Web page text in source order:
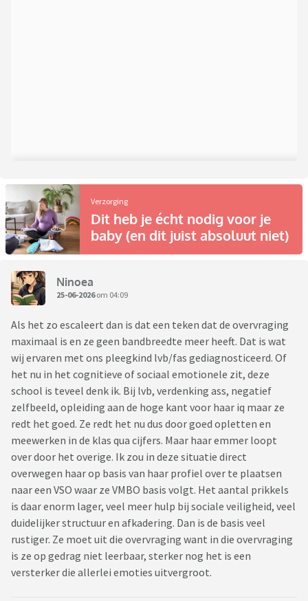
Verzorging
Dit heb je écht nodig voor je
baby (en dit juist absoluut niet)
Ninoea
25-06-2026om 04:09
Als het zo escaleert dan is dat een teken dat de overvraging
maximaal is en ze geen bandbreedte meer heeft. Dat is wat
wij ervaren met ons pleegkind lvb/fas gediagnosticeerd. Of
het nu in het cognitieve of sociaal emotionele zit, deze
school is teveel denk ik. Bij lvb, verdenking ass, negatief
zelfbeeld, opleiding aan de hoge kant voor haar iq maar ze
redt het goed. Ze redt het nu dus door goed opletten en
meewerken in de klas qua cijfers. Maar haar emmer loopt
over door het overige. Ik zou in deze situatie direct
overwegen haar op basis van haar profiel over te plaatsen
naar een VSO waar ze VMBO basis volgt. Het aantal prikkels
is daar enorm lager, veel meer hulp bij sociale veiligheid, veel
duidelijker structuur en afkadering. Dan is de basis veel
rustiger. Ze moet uit die overvraging want in die overvraging
is ze op gedrag niet leerbaar, sterker nog het is een
versterker die allerlei emoties uitvergroot.